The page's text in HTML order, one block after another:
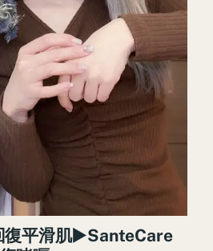
復平滑肌►SanteCare